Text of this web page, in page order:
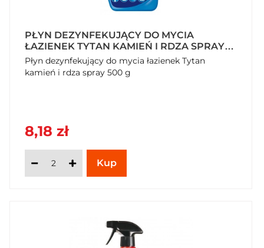
PŁYN DEZYNFEKUJĄCY DO MYCIA
ŁAZIENEK TYTAN KAMIEŃ I RDZA SPRAY
500 G
Płyn dezynfekujący do mycia łazienek Tytan
kamień i rdza spray 500 g
8,18 zł